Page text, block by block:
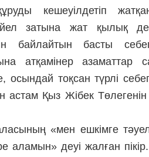
кешеуілдетіп
затына жат қылық
байлайтын басты
ат­қамінер
тоқсан түрлі
астам Қыз Жібек
«мен ешкімге
ала­мын» деуі жалған пікір.